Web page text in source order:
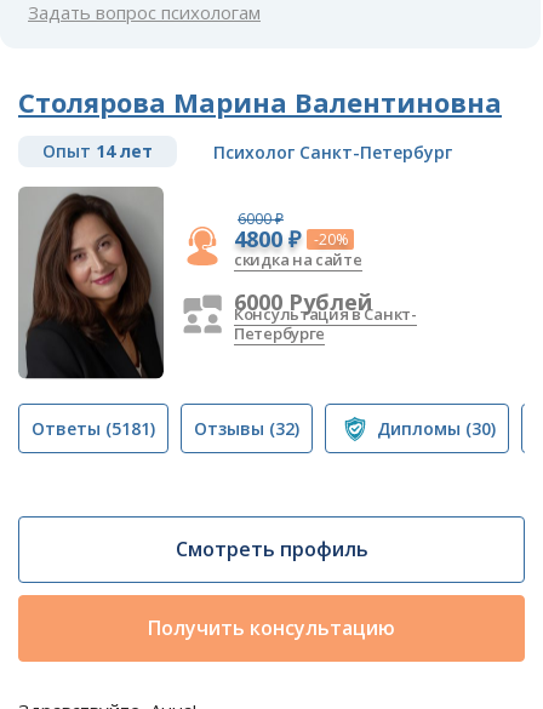
Задать вопрос психологам
Столярова Марина Валентиновна
Опыт 14 лет Психолог Санкт-Петербург
6000 ₽
4800 ₽ -20%
скидка на сайте
6000 Рублей
Консультация в Санкт-
Петербурге
Ответы (5181) Отзывы (32) Дипломы (30)
Смотреть профиль
Получить консультацию